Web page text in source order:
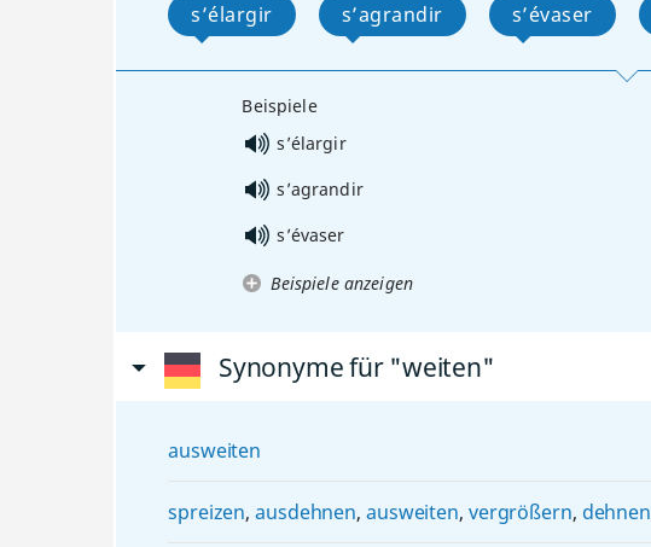
s’élargir s’agrandir s’évaser
Beispiele
s’élargir
s’agrandir
s’évaser
Beispiele anzeigen
Synonyme für "weiten"
ausweiten
spreizen,ausdehnen,ausweiten,vergrößern, dehnen